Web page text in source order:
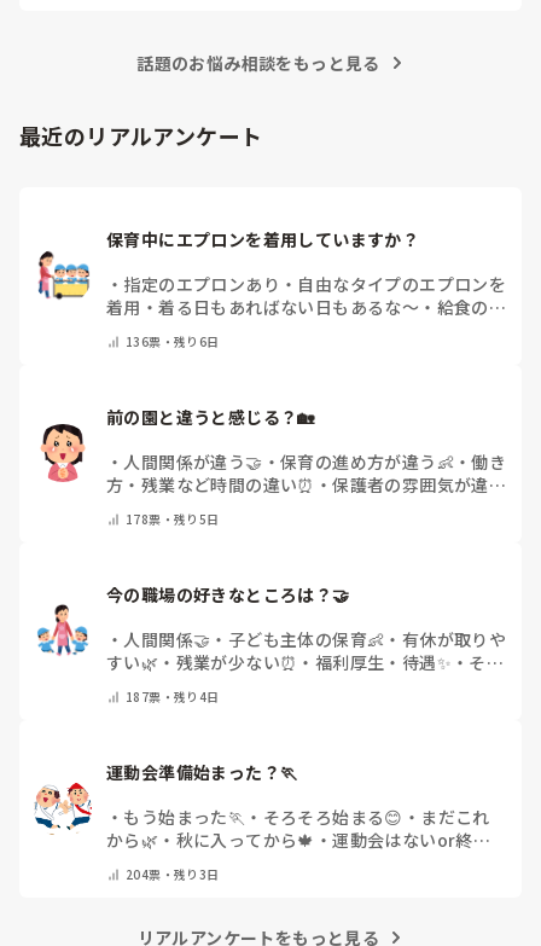
観客にその姿を覚えてもらう
(ここですでに装飾しています)
制限時間もありつつ、ぜんぶ当たるまでのタイムでチーム対抗
にしたりと繰り返すうちに子どもたちと相談しながらアレンジ
して楽しみましたよ。
参考になれば。。
話題のお悩み相談をもっと見る
最近のリアルアンケート
保育中にエプロンを着用していますか？
・ 指定のエプロンあり ・ 自由なタイプのエプロンを
着用 ・着る日もあればない日もあるな～ ・ 給食のと
で教えてください)
136票・残り6日
前の園と違うと感じる？🏡
・ 人間関係が違う🤝 ・ 保育の進め方が違う👶 ・働き
方・残業など時間の違い⏰ ・保護者の雰囲気が違う
で教えてください)
178票・残り5日
・ 人間関係🤝 ・ 子ども主体の保育👶 ・ 有休が取りや
すい🌿 ・ 残業が少ない⏰ ・ 福利厚生・待遇✨ ・ その
187票・残り4日
運動会準備始まった？🏃
・ もう始まった🏃 ・ そろそろ始まる😊 ・ まだこれ
から🌿 ・ 秋に入ってから🍁 ・運動会はないor終わ
204票・残り3日
リアルアンケートをもっと見る